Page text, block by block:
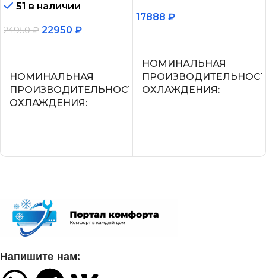
51 в наличии
24950₽ 22950 ₽
НОМИНАЛЬНАЯ
ПРОИЗВОДИТЕЛЬНОСТЬ
ОХЛАЖДЕНИЯ
УПРАВЛЕНИЕ C МОБИЛЬНОГО
ПРИЛОЖЕНИЯ ПО WI-FI
17888 ₽
НОМИНАЛЬНАЯ
ОХЛАЖДЕНИЯ
УПРАВЛЕНИЕ
Напишите нам: